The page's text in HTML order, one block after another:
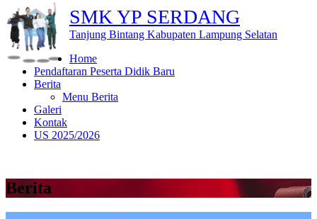
SMK YP SERDANG
Tanjung Bintang Kabupaten Lampung Selatan
Home
Pendaftaran Peserta Didik Baru
Berita
Menu Berita
Galeri
Kontak
US 2025/2026
Berita